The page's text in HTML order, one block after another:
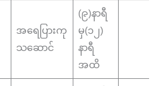
အရေပြားကု
သဆောင်
(၉)နာရီ
မှ(၁၂)
နာရီ
အထိ